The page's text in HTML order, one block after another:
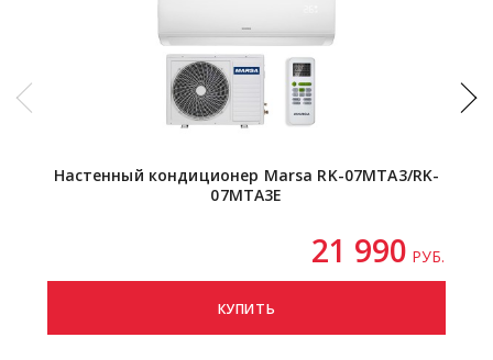
Настенный кондиционер Marsa RK-07MTA3/RK-
07MTA3E
21 990 РУБ.
КУПИТЬ